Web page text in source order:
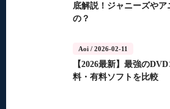
底解説！ジャニーズや
の？
Aoi/ 2026-02-11
【2026最新】最強の
料・有料ソフトを比較